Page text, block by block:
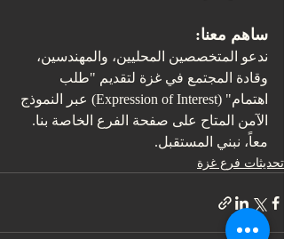
ساهم معنا:
ندعو المتخصصين المحليين، والمهندسين،
وقادة المجتمع في غزة لتقديم "طلب
اهتمام" (Expression of Interest) عبر النموذج
الآمن المتاح على صفحة الفرع الخاصة بنا.
معاً، نبني المستقبل.
تحديثات فرع غزة